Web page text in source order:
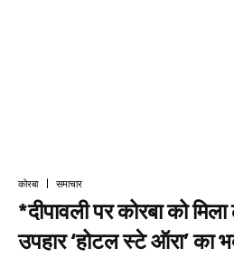
कोरबा समाचार
*दीपावली पर कोरबा को
उपहार ‘होटल स्टे ऑरा’ का